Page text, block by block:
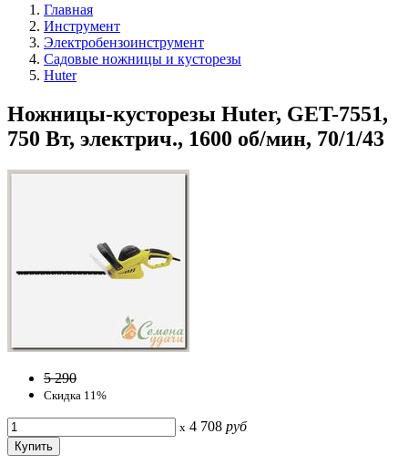
Главная
Инструмент
Электробензоинструмент
Садовые ножницы и кусторезы
Huter
Ножницы-кусторезы Huter, GET-7551,
750 Вт, электрич., 1600 об/мин, 70/1/43
5 290
Скидка 11%
x 4 708 руб